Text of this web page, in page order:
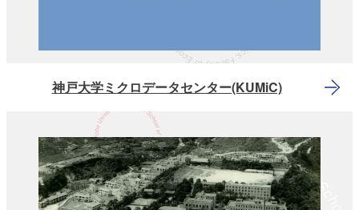
神戸大学ミクロデータセンター(KUMiC)